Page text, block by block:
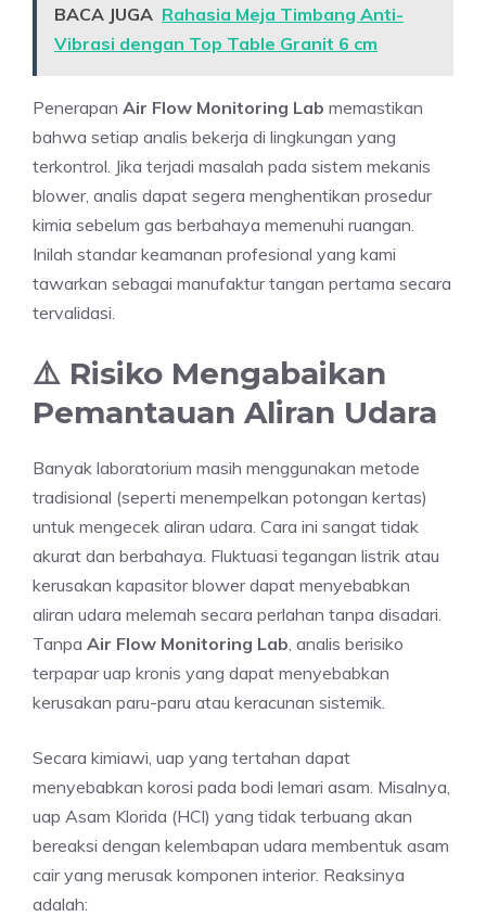
BACA JUGA Rahasia Meja Timbang Anti-
Vibrasi dengan Top Table Granit 6 cm
Penerapan Air Flow Monitoring Lab memastikan
bahwa setiap analis bekerja di lingkungan yang
terkontrol. Jika terjadi masalah pada sistem mekanis
blower, analis dapat segera menghentikan prosedur
kimia sebelum gas berbahaya memenuhi ruangan.
Inilah standar keamanan profesional yang kami
tawarkan sebagai manufaktur tangan pertama secara
tervalidasi.
⚠️ Risiko Mengabaikan
Pemantauan Aliran Udara
Banyak laboratorium masih menggunakan metode
tradisional (seperti menempelkan potongan kertas)
untuk mengecek aliran udara. Cara ini sangat tidak
akurat dan berbahaya. Fluktuasi tegangan listrik atau
kerusakan kapasitor blower dapat menyebabkan
aliran udara melemah secara perlahan tanpa disadari.
Tanpa Air Flow Monitoring Lab, analis berisiko
terpapar uap kronis yang dapat menyebabkan
kerusakan paru-paru atau keracunan sistemik.
Secara kimiawi, uap yang tertahan dapat
menyebabkan korosi pada bodi lemari asam. Misalnya,
uap Asam Klorida (HCl) yang tidak terbuang akan
bereaksi dengan kelembapan udara membentuk asam
cair yang merusak komponen interior. Reaksinya
adalah: